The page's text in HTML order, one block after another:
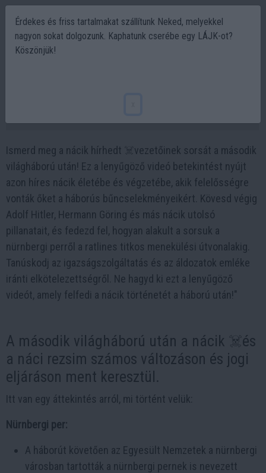
Ismerd meg a nácik hírhedt ☠️vezetőinek sorsát a második
világháború után! Ez a lenyűgöző videó betekintést nyújt
azon híres nácik életébe és végzetébe, akik felelősségre
vonták őket a háborús bűncselekményeikért. Kövesd végig
Adolf Hitler, Hermann Göring és más nácik utolsó
pillanatait, és fedezd fel, hogyan alakult a sorsuk a
nürnbergi perről a ratlines titkos menekülési útvonalakig.
Tanúskodj az igazságszolgáltatás és az áldozatok emléke
iránti elkötelezettségről. Ne hagyd ki ezt a lenyűgöző
videót, amely felfedi a nácik történetét a háború után!"
A második világháború után a nácik ☠️és
a náci rezsim számos változáson és jogi
eljáráson ment keresztül.
Itt van egy áttekintés arról, mi történt velük:
Nürnbergi per:
A háborút követően az Egyesült Nemzetek a nürnbergi
városban tartották a nürnbergi pernek is nevezett
Érdekes és friss tartalmakat szállítunk Neked, melyekkel
nagyon sokat dolgozunk. Kaphatunk cserébe egy LÁJK-ot?
Köszönjük!